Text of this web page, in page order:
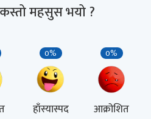
महसुस भयो ?
0%
हाँस्यास्पद
0%
आक्रोशित